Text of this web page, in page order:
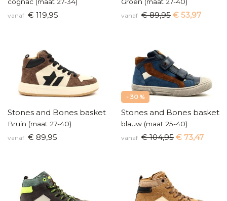
vanaf € 119,95 vanaf € 89,95 € 53,97
Stones and Bones basketters
Bruin (maat 27-40)
vanaf € 89,95
- 30 %
Stones and Bones
blauw (maat 25-40)
vanaf € 104,95 € 73,47